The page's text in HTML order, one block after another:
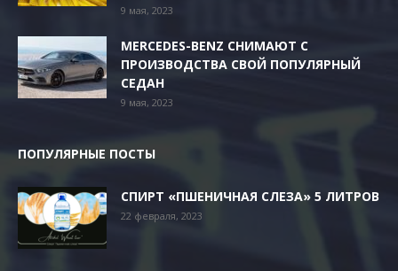
9 мая, 2023
MERCEDES-BENZ СНИМАЮТ С
ПРОИЗВОДСТВА СВОЙ ПОПУЛЯРНЫЙ
СЕДАН
9 мая, 2023
ПОПУЛЯРНЫЕ ПОСТЫ
СПИРТ «ПШЕНИЧНАЯ СЛЕЗА» 5 ЛИТРОВ
22 февраля, 2023